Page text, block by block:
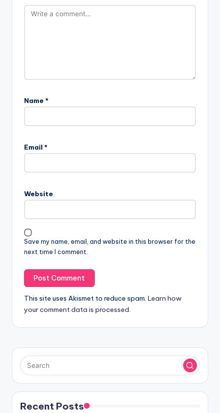
Name *
Email *
Website
Save my name, email, and website in this browser for the
next time I comment.
This site uses Akismet to reduce spam. Learn how
your comment data is processed.
Recent Posts